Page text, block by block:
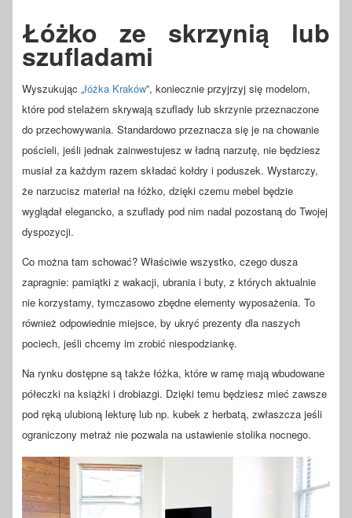
Łóżko ze skrzynią lub
szufladami
Wyszukując „łóżka Kraków”, koniecznie przyjrzyj się modelom,
które pod stelażem skrywają szuflady lub skrzynie przeznaczone
do przechowywania. Standardowo przeznacza się je na chowanie
pościeli, jeśli jednak zainwestujesz w ładną narzutę, nie będziesz
musiał za każdym razem składać kołdry i poduszek. Wystarczy,
że narzucisz materiał na łóżko, dzięki czemu mebel będzie
wyglądał elegancko, a szuflady pod nim nadal pozostaną do Twojej
dyspozycji.
Co można tam schować? Właściwie wszystko, czego dusza
zapragnie: pamiątki z wakacji, ubrania i buty, z których aktualnie
nie korzystamy, tymczasowo zbędne elementy wyposażenia. To
również odpowiednie miejsce, by ukryć prezenty dla naszych
pociech, jeśli chcemy im zrobić niespodziankę.
Na rynku dostępne są także łóżka, które w ramę mają wbudowane
półeczki na książki i drobiazgi. Dzięki temu będziesz mieć zawsze
pod ręką ulubioną lekturę lub np. kubek z herbatą, zwłaszcza jeśli
ograniczony metraż nie pozwala na ustawienie stolika nocnego.